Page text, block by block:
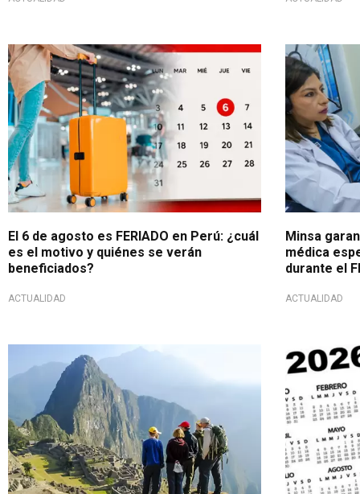
Fecha para descansar
El 6 de agosto es FERIADO en Perú: ¿cuál
es el motivo y quiénes se verán
beneficiados?
ACTUALIDAD
Servicios
Minsa
médica
durante el
ACTUALIDAD
Más oportunidades para las regiones ¿ A alistar